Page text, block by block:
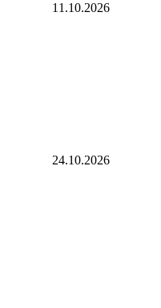
11.10.2026
24.10.2026